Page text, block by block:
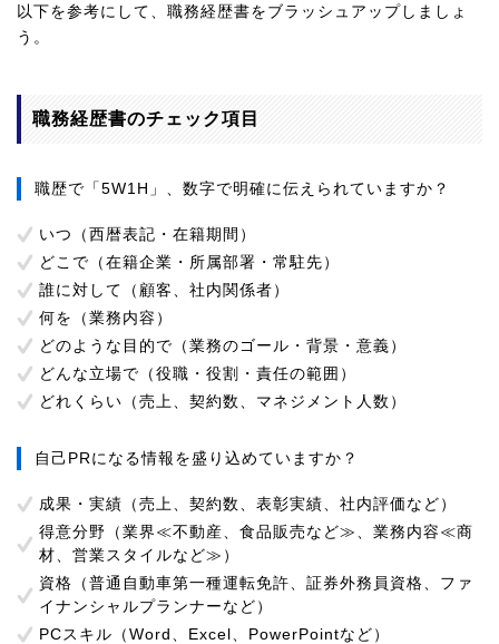
以下を参考にして、職務経歴書をブラッシュアップしましょ
う。
職務経歴書のチェック項目
職歴で「5W1H」、数字で明確に伝えられていますか？
いつ（西暦表記・在籍期間）
どこで（在籍企業・所属部署・常駐先）
誰に対して（顧客、社内関係者）
何を（業務内容）
どのような目的で（業務のゴール・背景・意義）
どんな立場で（役職・役割・責任の範囲）
どれくらい（売上、契約数、マネジメント人数）
自己PRになる情報を盛り込めていますか？
成果・実績（売上、契約数、表彰実績、社内評価など）
得意分野（業界≪不動産、食品販売など≫、業務内容≪商
材、営業スタイルなど≫）
資格（普通自動車第一種運転免許、証券外務員資格、ファ
イナンシャルプランナーなど）
PCスキル（Word、Excel、PowerPointなど）